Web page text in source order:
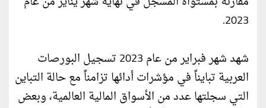
2023.
شهد شهر فبراير من عام 2023 تسجيل البورصات
العربية تبايناً في مؤشرات أدائها تزامناً مع حالة التباين
التي سجلتها عدد من الأسواق المالية العالمية، وبعض